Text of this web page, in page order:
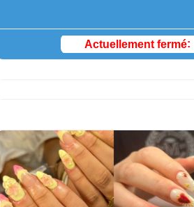
Actuellement fermé: